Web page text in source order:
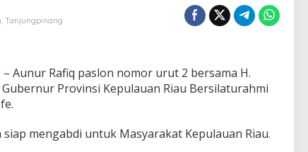
, Tanjungpinang
Aunur Rafiq paslon nomor urut 2 bersama H.
Provinsi Kepulauan Riau Bersilaturahmi
mengabdi untuk Masyarakat Kepulauan Riau.